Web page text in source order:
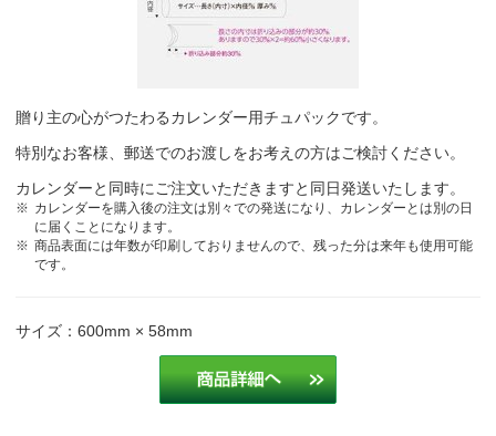
贈り主の心がつたわるカレンダー用チュパックです。
特別なお客様、郵送でのお渡しをお考えの方はご検討ください。
カレンダーと同時にご注文いただきますと同日発送いたします。
カレンダーを購入後の注文は別々での発送になり、カレンダーとは別の日
に届くことになります。
商品表面には年数が印刷しておりませんので、残った分は来年も使用可能
です。
サイズ：600mm × 58mm